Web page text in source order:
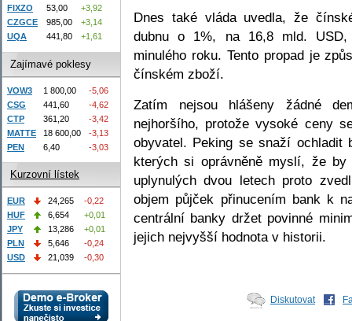
Dnes také vláda uvedla, že
dubnu o 1%, na 16,8 mld.
minulého roku. Tento propad je
čínském zboží.
Zatím nejsou hlášeny žádné
nejhoršího, protože vysoké ceny
obyvatel. Peking se snaží ochladit
kterých si oprávněně myslí, že
uplynulých dvou letech proto
objem půjček přinucením bank k
centrální banky držet povinné
jejich nejvyšší hodnota v historii.
Diskutovat
FIXZO
53,00
+3,92
CZGCE
985,00
+3,14
UQA
441,80 +1,61
Zajímavé poklesy
VOW3 1 800,00
-5,06
CSG
441,60
-4,62
CTP
361,20
-3,42
MATTE
18 600,00
-3,13
PEN
6,40 -3,03
Kurzovní lístek
EUR 24,265
-0,22
HUF
6,654
+0,01
JPY
13,286
+0,01
PLN
5,646
-0,24
USD
21,039 -0,30